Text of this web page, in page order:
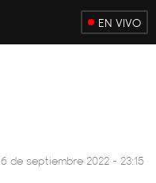
EN VIVO
6 de septiembre 2022 - 23:15